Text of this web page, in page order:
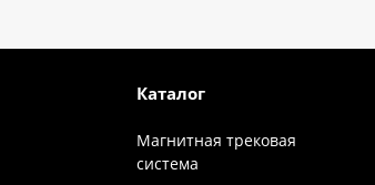
Каталог
Магнитная трековая
система